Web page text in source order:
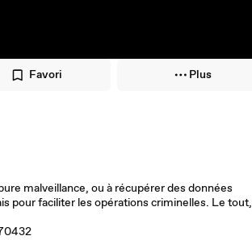
Favori Plus
malveillance, ou à récupérer des données
pour faciliter les opérations criminelles. Le tout,